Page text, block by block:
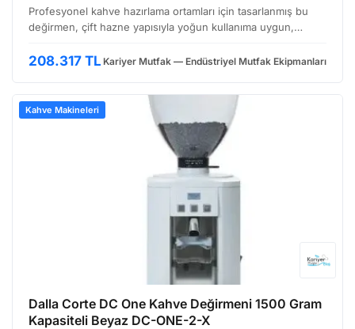
Profesyonel kahve hazırlama ortamları için tasarlanmış bu
değirmen, çift hazne yapısıyla yoğun kullanıma uygun,
çeşidini kullanmak isteyen kafeler, pastaneler …
208.317 TL Kariyer Mutfak — Endüstriyel Mutfak Ekipmanları
Kahve Makineleri
Dalla Corte DC One Kahve Değirmeni 1500 Gram
Kapasiteli Beyaz DC-ONE-2-X